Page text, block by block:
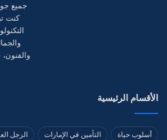
جميع
كنت
الأقسام الرئيسية
أسلوب حياة التأمين في الإمارات الرجل